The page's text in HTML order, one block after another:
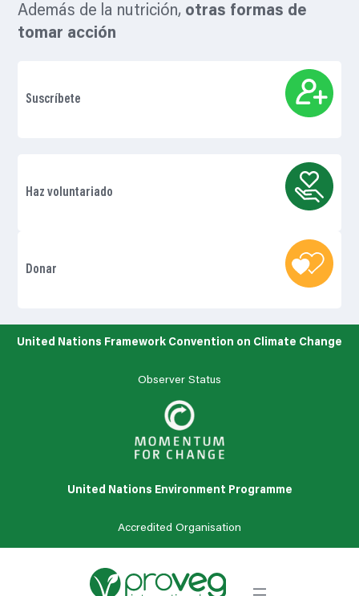
Además de la nutrición, otras formas de
tomar acción
Suscríbete
Haz voluntariado
Donar
United Nations Framework Convention on Climate Change
Observer Status
United Nations Environment Programme
Accredited Organisation